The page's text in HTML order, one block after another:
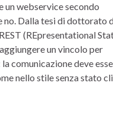
un webservice secondo
no. Dalla tesi di dottorato
(REpresentational
un vincolo per
comunicazione deve
nello stile senza stato